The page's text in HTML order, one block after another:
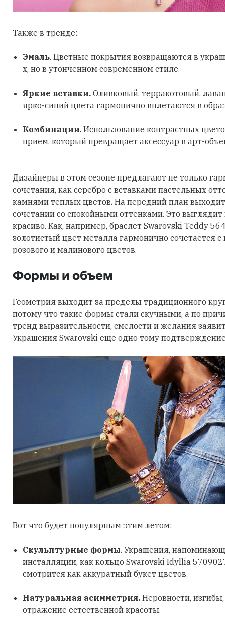
Также в тренде:
Эмаль. Цветные покрытия возвращаются в
х, но в утонченном современном стиле.
Яркие вставки. Оливковый, терракотовый,
ярко-синий цвета гармонично вплетаются в
Комбинации. Использование контрастных
прием, который превращает аксессуар в арт-
Дизайнеры в этом сезоне предлагают не только
сочетания, как серебро с вставками пастельных
камнями теплых цветов. На передний план
сочетании со спокойными оттенками. Это
красиво. Как, например, браслет Swarovski Teddy
золотистый цвет металла гармонично сочетается
розового и малинового цветов.
Формы и объем
Геометрия выходит за пределы традиционного
потому что такие формы стали скучными, а по
тренд выразительности, смелости и желания
Украшения Swarovski еще одно тому
Вот что будет популярным этим летом:
Скульптурные формы. Украшения,
инсталляции, как кольцо Swarovski Idyllia
смотрится как аккуратный букет цветов.
Натуральная асимметрия. Неровности,
отражение естественной красоты.